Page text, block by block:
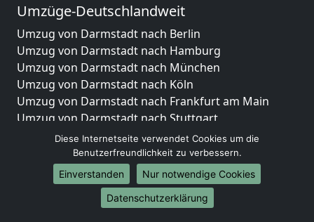
Umzüge-Deutschlandweit
Umzug von Darmstadt nach Berlin
Umzug von Darmstadt nach Hamburg
Umzug von Darmstadt nach München
Umzug von Darmstadt nach Köln
Umzug von Darmstadt nach Frankfurt am Main
Umzug von Darmstadt nach Stuttgart
Umzug von Darmstadt nach Düsseldorf
Umzug von Darmstadt nach Leipzig
Umzug von Darmstadt nach Dortmund
Umzug von Darmstadt nach Essen
Umzug von Darmstadt nach Bremen
Diese Internetseite verwendet Cookies um die
Benutzerfreundlichkeit zu verbessern.
Einverstanden
Nur notwendige Cookies
Datenschutzerklärung